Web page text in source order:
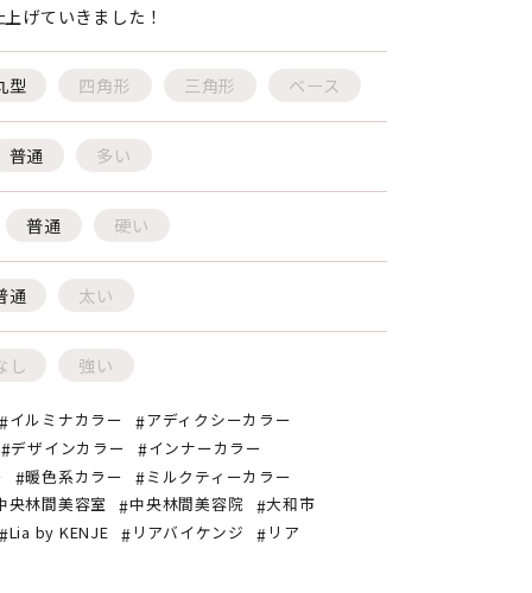
げていきました！
型 四角形 三角形 ベース
普通 多い
普通 硬い
通 太い
し 強い
イルミナカラー
アディクシーカラー
デザインカラー
インナーカラー
暖色系カラー
ミルクティーカラー
央林間美容室 中央林間美容院
大和市
Lia by KENJE リアバイケンジ リア